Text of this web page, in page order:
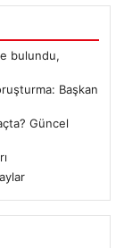
bulundu,
Başkan
Güncel